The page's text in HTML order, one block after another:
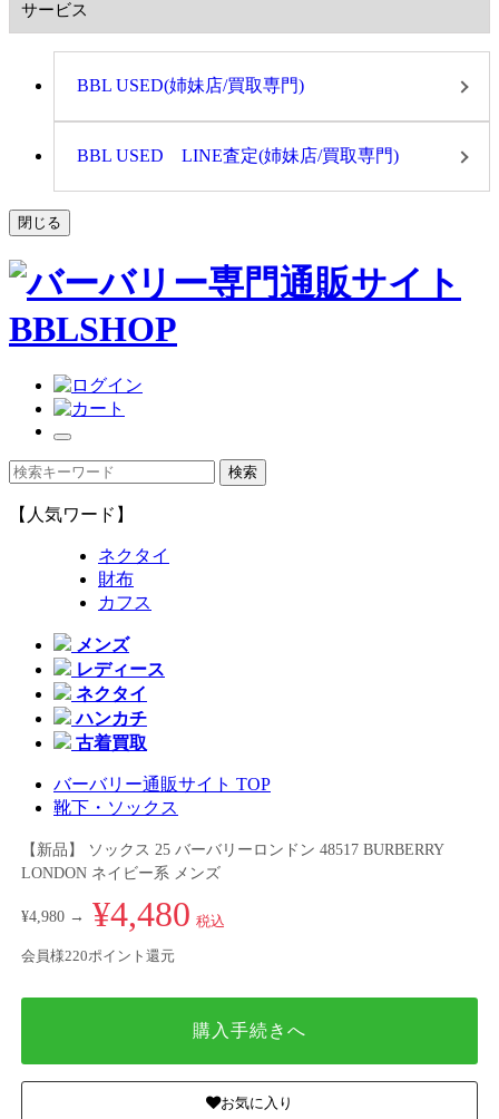
サービス
BBL USED(姉妹店/買取専門)
BBL USED LINE査定(姉妹店/買取専門)
閉じる
【人気ワード】
ネクタイ
財布
カフス
メンズ
レディース
ネクタイ
ハンカチ
古着買取
バーバリー通販サイト TOP
靴下・ソックス
【新品】 ソックス 25 バーバリーロンドン 48517 BURBERRY
LONDON ネイビー系 メンズ
¥4,980 → ¥4,480 税込
会員様220ポイント還元
購入手続きへ
お気に入り